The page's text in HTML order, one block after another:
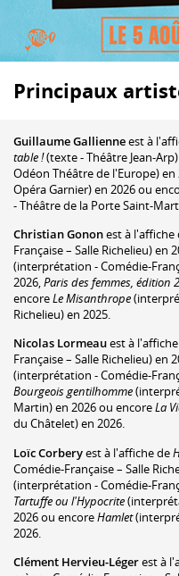
Principaux
Guillaume Gallienneest à
table !(texte - Théâtre Jean-Arp)
Odéon Théâtre de l'Europe) en
Opéra Garnier) en 2026 ou
- Théâtre de la Porte Saint-
Christian Gononest à l'affiche
Française – Salle Richelieu) en
(interprétation - Comédie-
2026,Paris des femmes, édition
encoreLe Misanthrope
Richelieu) en 2025.
Nicolas Lormeauest à
Française – Salle Richelieu) en
(interprétation - Comédie-
Bourgeois gentilhomme
Martin) en 2026 ou encoreLa
du Châtelet) en 2026.
Loïc Corberyest à l'affiche de
Comédie-Française – Salle
(interprétation - Comédie-
Tartuffe ou l'Hypocrite
2026 ou encoreHamlet
2026.
Clément Hervieu-Légerest à